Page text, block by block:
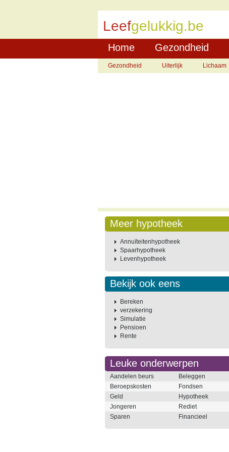
Leefgelukkig.be
Home Gezondheid
Gezondheid Uiterlijk Lichaam
Meer hypotheek
Annuïteitenhypotheek
Spaarhypotheek
Levenhypotheek
Bekijk ook eens
Bereken
verzekering
Simulatie
Pensioen
Rente
Leuke onderwerpen
Aandelen beurs
Beleggen
Beroepskosten
Fondsen
Geld
Hypotheek
Jongeren
Rediet
Sparen
Financieel